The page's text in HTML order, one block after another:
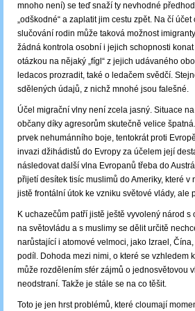
mnoho není) se teď snaží ty nevhodné
„odškodné“ a zaplatit jim cestu zpět. Na čí
slučování rodin může taková možnost
žádná kontrola osobní i jejich schopnosti
otázkou na nějaký „fígl“ z jejich udávaného
ledacos prozradit, také o ledačem svědčí.
sdělených údajů, z nichž mnohé jsou falešné.
Účel migrační vlny není zcela jasný. Situace
občany díky agresorům skutečně velice
prvek nehumánního boje, tentokrát proti
invazi džihádistů do Evropy za účelem její
následovat další vlna Evropanů třeba do
přijetí desítek tisíc muslimů do Ameriky, které
jistě frontální útok ke vzniku světové vlády, ale
K uchazečům patří jistě ještě vyvolený národ
na světovládu a s muslimy se dělit určitě
narůstající i atomové velmoci, jako Izrael,
podíl. Dohoda mezi nimi, o které se vzhledem
může rozdělením sfér zájmů o jednosvětovou
neodstraní. Takže je stále se na co těšit.
Toto je jen hrst problémů, které cloumají